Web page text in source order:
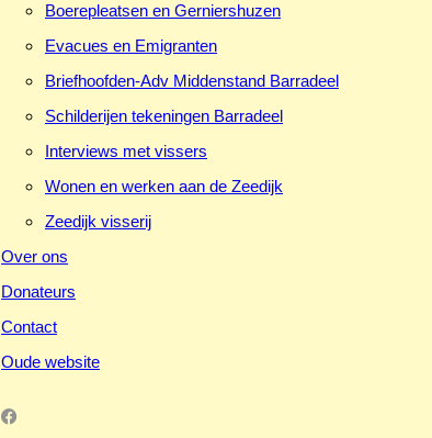
Boerepleatsen en Gerniershuzen
Evacues en Emigranten
Briefhoofden-Adv Middenstand Barradeel
Schilderijen tekeningen Barradeel
Interviews met vissers
Wonen en werken aan de Zeedijk
Zeedijk visserij
Over ons
Donateurs
Contact
Oude website